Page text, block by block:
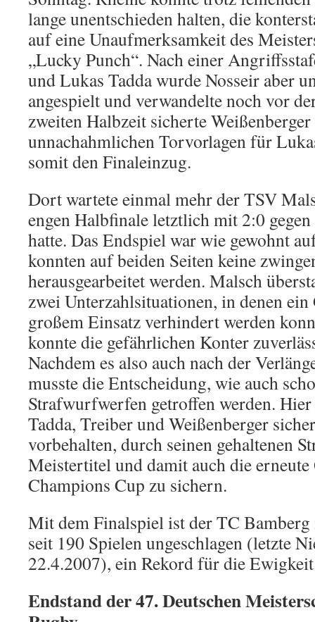
lange unentschieden halten, die
auf eine Unaufmerksamkeit des
„Lucky Punch“. Nach einer
und Lukas Tadda wurde Nosseir aber
angespielt und verwandelte noch vor
zweiten Halbzeit sicherte
unnachahmlichen Torvorlagen für
somit den Finaleinzug.
Dort wartete einmal mehr der TSV
engen Halbfinale letztlich mit 2:0
hatte. Das Endspiel war wie gewohnt
konnten auf beiden Seiten keine
herausgearbeitet werden. Malsch
zwei Unterzahlsituationen, in denen
großem Einsatz verhindert werden
konnte die gefährlichen Konter
Nachdem es also auch nach der
musste die Entscheidung, wie auch
Strafwurfwerfen getroffen werden.
Tadda, Treiber und Weißenberger
vorbehalten, durch seinen gehaltenen
Meistertitel und damit auch die
Champions Cup zu sichern.
Mit dem Finalspiel ist der TC
seit 190 Spielen ungeschlagen (letzte
22.4.2007), ein Rekord für die
Endstand der 47. Deutschen